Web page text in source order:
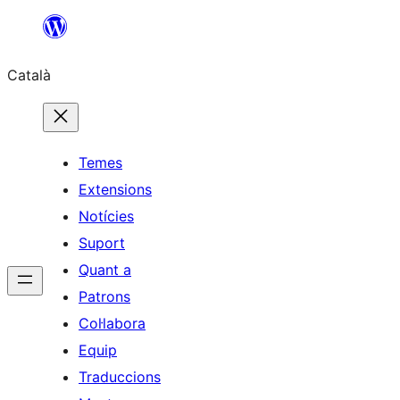
contingut
Català
Temes
Extensions
Notícies
Suport
Quant a
Patrons
Col·labora
Equip
Traduccions